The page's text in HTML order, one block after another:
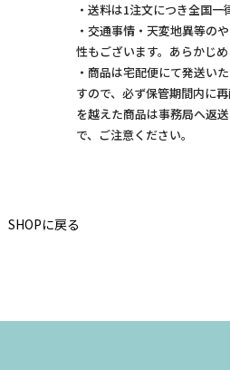
・送料は1注文につき全国一
・交通事情・天変地異等の
性もございます。あらかじめ
・商品は宅配便にて発送い
すので、必ず保管期間内に
を越えた商品は事務局へ返
で、ご注意ください。
に戻る